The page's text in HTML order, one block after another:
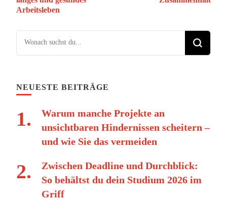
Arbeitsleben
Suchst du nach etwas?
NEUESTE BEITRÄGE
Warum manche Projekte an
unsichtbaren Hindernissen scheitern –
und wie Sie das vermeiden
Zwischen Deadline und Durchblick:
So behältst du dein Studium 2026 im
Griff